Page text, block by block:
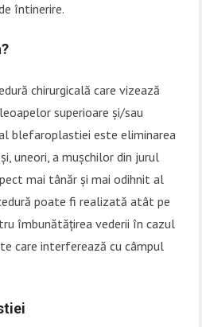
întinerire.
chirurgicală care vizează
superioare și/sau
blefaroplastiei este eliminarea
uneori, a mușchilor din jurul
mai tânăr și mai odihnit al
poate fi realizată atât pe
îmbunătățirea vederii în cazul
care interferează cu câmpul